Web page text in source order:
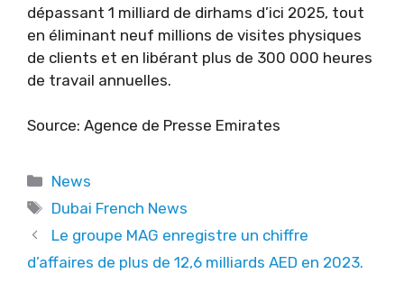
dépassant 1 milliard de dirhams d’ici 2025, tout
en éliminant neuf millions de visites physiques
de clients et en libérant plus de 300 000 heures
de travail annuelles.
Source: Agence de Presse Emirates
Categories
News
Tags
Dubai French News
Le groupe MAG enregistre un chiffre
d’affaires de plus de 12,6 milliards AED en 2023.